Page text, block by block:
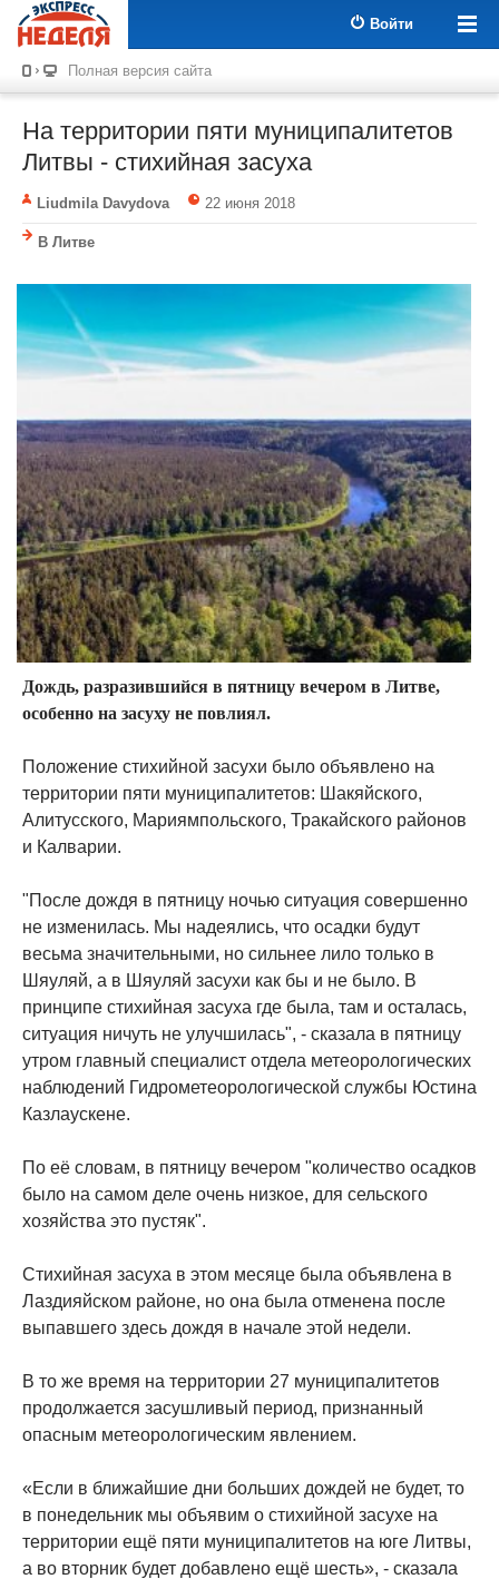
Войти
Полная версия сайта
На территории пяти муниципалитетов
Литвы - стихийная засуха
Liudmila Davydova 22 июня 2018
В Литве
Дождь, разразившийся в пятницу вечером в Литве,
особенно на засуху не повлиял.
Положение стихийной засухи было объявлено на
территории пяти муниципалитетов: Шакяйского,
Алитусского, Мариямпольского, Тракайского районов
и Калварии.
"После дождя в пятницу ночью ситуация совершенно
не изменилась. Мы надеялись, что осадки будут
весьма значительными, но сильнее лило только в
Шяуляй, а в Шяуляй засухи как бы и не было. В
принципе стихийная засуха где была, там и осталась,
ситуация ничуть не улучшилась", - сказала в пятницу
утром главный специалист отдела метеорологических
наблюдений Гидрометеорологической службы Юстина
Казлаускене.
По её словам, в пятницу вечером "количество осадков
было на самом деле очень низкое, для сельского
хозяйства это пустяк".
Стихийная засуха ​​в этом месяце была объявлена в
Лаздияйском районе, но она была отменена после
выпавшего здесь дождя в начале этой недели.
В то же время на территории 27 муниципалитетов
продолжается засушливый период, признанный
опасным метеорологическим явлением.
«Если в ближайшие дни больших дождей не будет, то
в понедельник мы объявим о стихийной засухе на
территории ещё пяти муниципалитетов на юге Литвы,
а во вторник будет добавлено ещё шесть», - сказала